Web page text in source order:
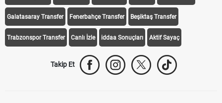
Galatasaray Transfer Fenerbahçe Transfer Beşiktaş Transfer
Trabzonspor Transfer Canlı İzle iddaa Sonuçları Aktif Sayaç
Takip Et